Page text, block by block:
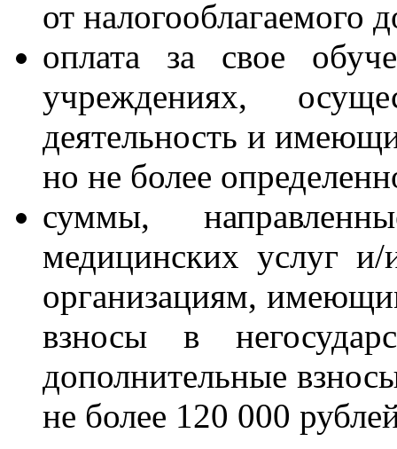
от налогооблагаемого
оплата за свое
учреждениях,
деятельность и
но не более
суммы,
медицинских услуг и/
организациям,
взносы в
дополнительные
не более 120 000